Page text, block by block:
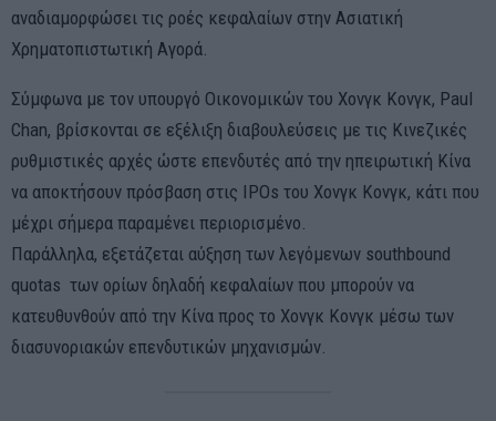
αναδιαμορφώσει τις ροές κεφαλαίων στην Ασιατική
Χρηματοπιστωτική Αγορά.
Σύμφωνα με τον υπουργό Οικονομικών του Χονγκ Κονγκ, Paul
Chan, βρίσκονται σε εξέλιξη διαβουλεύσεις με τις Κινεζικές
ρυθμιστικές αρχές ώστε επενδυτές από την ηπειρωτική Κίνα
να αποκτήσουν πρόσβαση στις IPOs του Χονγκ Κονγκ, κάτι που
μέχρι σήμερα παραμένει περιορισμένο.
Παράλληλα, εξετάζεται αύξηση των λεγόμενων southbound
quotas των ορίων δηλαδή κεφαλαίων που μπορούν να
κατευθυνθούν από την Κίνα προς το Χονγκ Κονγκ μέσω των
διασυνοριακών επενδυτικών μηχανισμών.